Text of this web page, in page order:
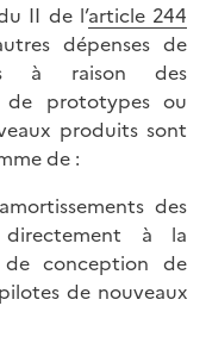
II de l’article 244
dépenses de
à raison des
de prototypes ou
produits sont
de :
des
directement à la
de conception de
de nouveaux